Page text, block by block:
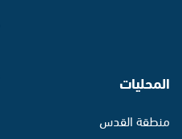
المحليات
منطقة القدس